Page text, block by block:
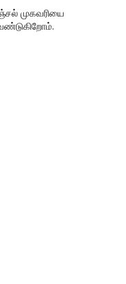
முகவரியை